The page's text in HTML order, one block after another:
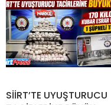
SİİRT’TE UYUŞTURUCU